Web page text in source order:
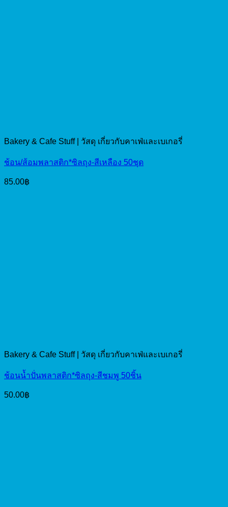
Bakery & Cafe Stuff | วัสดุ เกี่ยวกับคาเฟ่และเบเกอรี่
ช้อน/ส้อมพลาสติก*ซิลถุง-สีเหลือง 50ชุด
85.00฿
Bakery & Cafe Stuff | วัสดุ เกี่ยวกับคาเฟ่และเบเกอรี่
ช้อนน้ำปั่นพลาสติก*ซิลถุง-สีชมพู 50ชิ้น
50.00฿